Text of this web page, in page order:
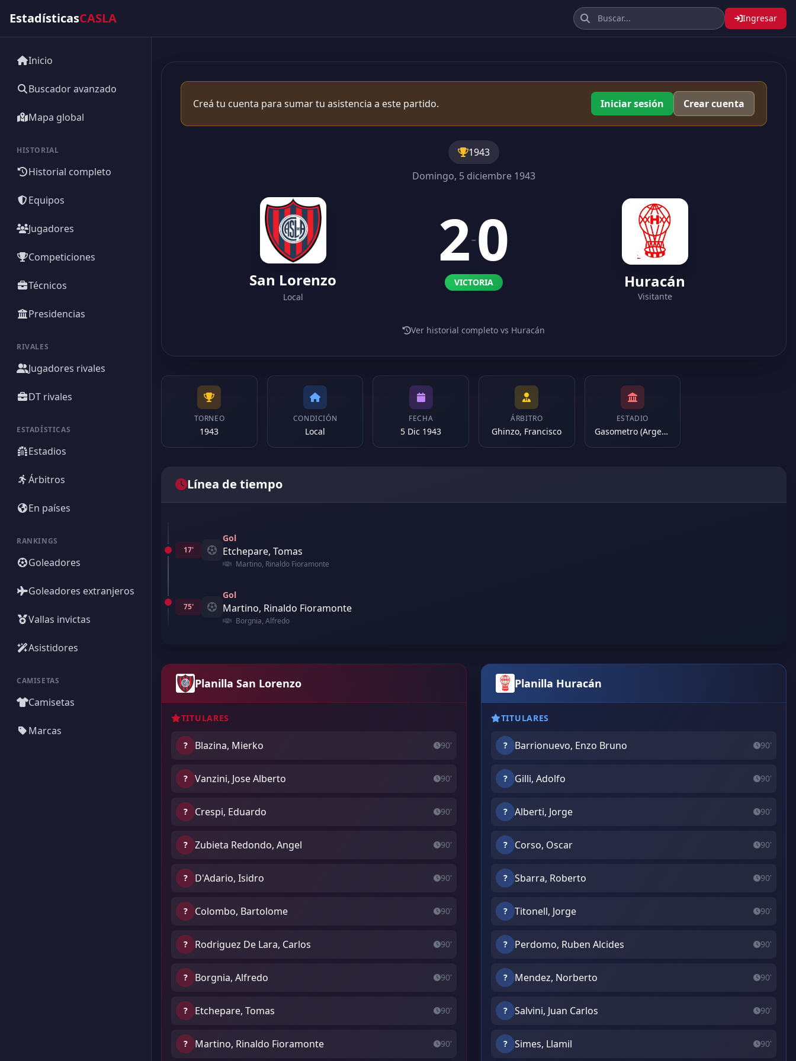
EstadísticasCASLA Ingresar
Inicio
Buscador avanzado
Mapa global
HISTORIAL
Historial completo
Equipos
Jugadores
Competiciones
Técnicos
Presidencias
RIVALES
Jugadores rivales
DT rivales
ESTADÍSTICAS
Estadios
Árbitros
En países
RANKINGS
Goleadores
Goleadores extranjeros
Vallas invictas
Asistidores
CAMISETAS
Camisetas
Marcas
Creá tu cuenta para sumar tu asistencia a este partido. Iniciar sesión Crear cuenta
1943
Domingo, 5 diciembre 1943
San Lorenzo
Local
2-0
VICTORIA Huracán
Visitante
Ver historial completo vs Huracán
TORNEO
1943
CONDICIÓN
Local
FECHA
5 Dic 1943
ÁRBITRO
Ghinzo, Francisco
ESTADIO
Gasometro (Argentina)
Línea de tiempo
17'
Gol
Etchepare, Tomas
Martino, Rinaldo Fioramonte
75'
Gol
Martino, Rinaldo Fioramonte
Borgnia, Alfredo
Planilla San Lorenzo
TITULARES
? Blazina, Mierko 90'
? Vanzini, Jose Alberto 90'
? Crespi, Eduardo 90'
? Zubieta Redondo, Angel 90'
? D'Adario, Isidro 90'
? Colombo, Bartolome 90'
? Rodriguez De Lara, Carlos 90'
? Borgnia, Alfredo 90'
? Etchepare, Tomas 90'
? Martino, Rinaldo Fioramonte 90'
Planilla Huracán
TITULARES
? Barrionuevo, Enzo Bruno 90'
? Gilli, Adolfo 90'
? Alberti, Jorge 90'
? Corso, Oscar 90'
? Sbarra, Roberto 90'
? Titonell, Jorge 90'
? Perdomo, Ruben Alcides 90'
? Mendez, Norberto 90'
? Salvini, Juan Carlos 90'
? Simes, Llamil 90'